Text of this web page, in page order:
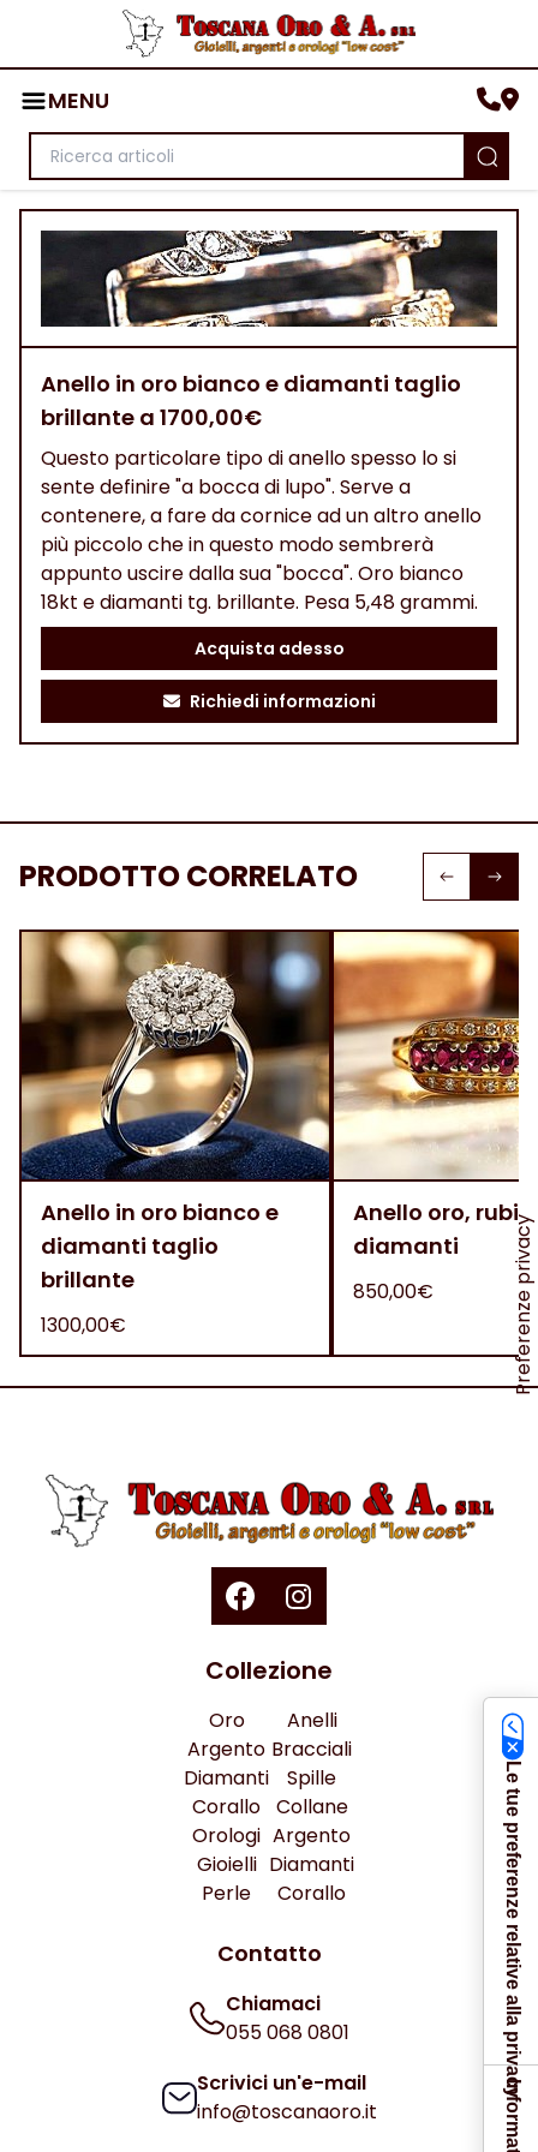
MENU
Anello in oro bianco e diamanti taglio
brillante a 1700,00€
Questo particolare tipo di anello spesso lo si
sente definire "a bocca di lupo". Serve a
contenere, a fare da cornice ad un altro anello
più piccolo che in questo modo sembrerà
appunto uscire dalla sua "bocca". Oro bianco
18kt e diamanti tg. brillante. Pesa 5,48 grammi.
Acquista adesso
Richiedi informazioni
PRODOTTO CORRELATO
Anello in oro bianco e
diamanti taglio
brillante
1300,00€
Anello oro,
diamanti
850,00€
Collezione
Oro
Argento
Diamanti
Corallo
Orologi
Gioielli
Perle
Anelli
Bracciali
Spille
Collane
Argento
Diamanti
Corallo
Contatto
Chiamaci
055 068 0801
Scrivici un'e-mail
info@toscanaoro.it
Le tue preferenze relative alla privacy